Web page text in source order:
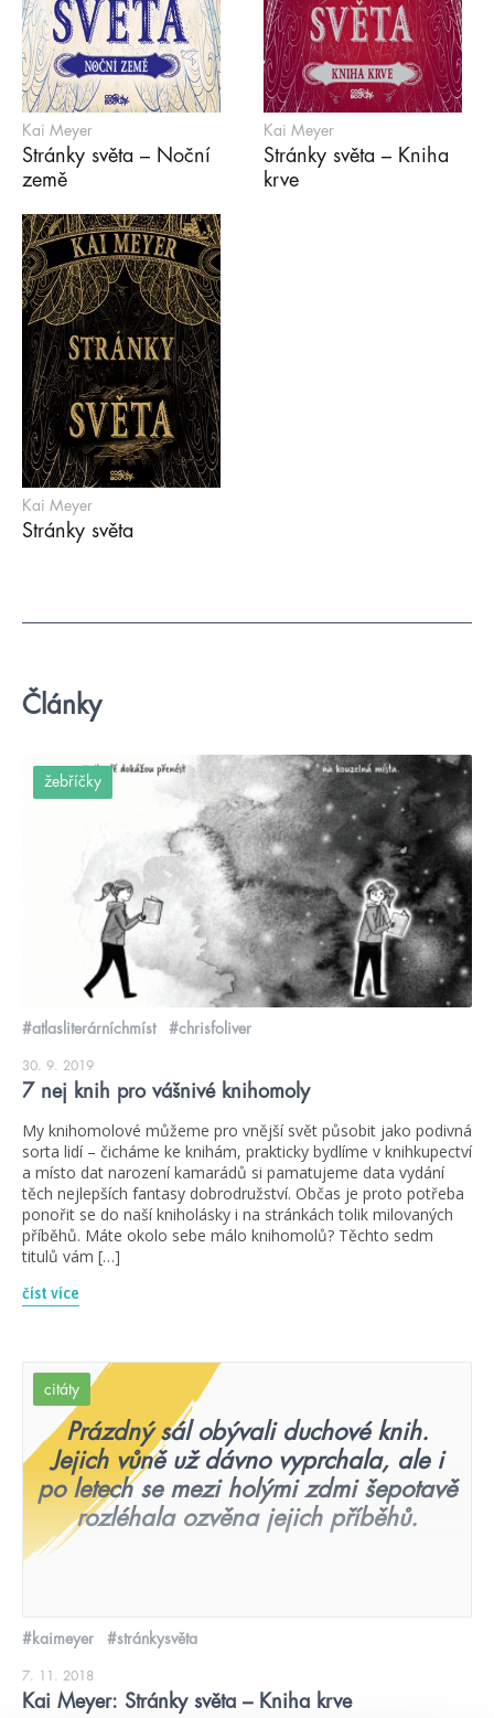
Kai Meyer
Stránky světa – Noční
země
Kai Meyer
Stránky světa – Kniha
krve
Kai Meyer
Stránky světa
Články
žebříčky
#atlasliterárníchmíst #chrisfoliver
30. 9. 2019
7 nej knih pro vášnivé knihomoly
My knihomolové můžeme pro vnější svět působit jako podivná
sorta lidí – čicháme ke knihám, prakticky bydlíme v knihkupectví
a místo dat narození kamarádů si pamatujeme data vydání
těch nejlepších fantasy dobrodružství. Občas je proto potřeba
ponořit se do naší kniholásky i na stránkách tolik milovaných
příběhů. Máte okolo sebe málo knihomolů? Těchto sedm
titulů vám […]
číst více
citáty
Prázdný sál obývali duchové knih.
Jejich vůně už dávno vyprchala, ale i
po letech se mezi holými zdmi šepotavě
rozléhala ozvěna jejich příběhů.
#kaimeyer #stránkysvěta
7. 11. 2018
Kai Meyer: Stránky světa – Kniha krve